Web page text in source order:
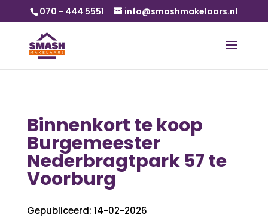
070 - 444 5551 info@smashmakelaars.nl
Binnenkort te koop
Burgemeester
Nederbragtpark 57 te
Voorburg
Gepubliceerd: 14-02-2026